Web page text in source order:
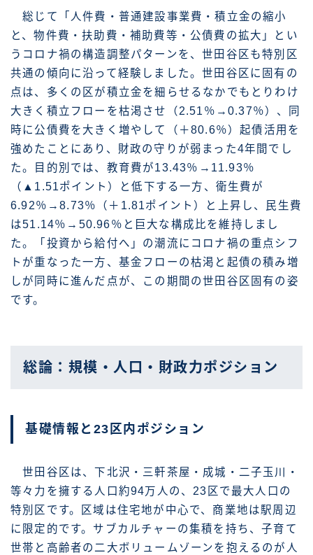
総じて「人件費・普通建設事業費・積立金の縮小
と、物件費・扶助費・補助費等・公債費の拡大」とい
うコロナ禍の構造調整パターンを、世田谷区も特別区
共通の傾向に沿って経験しました。世田谷区に固有の
点は、多くの区が積立金を細らせるなかでもとりわけ
大きく積立フローを枯渇させ（2.51％→0.37％）、同
時に公債費を大きく増やして（＋80.6％）起債活用を
強めたことにあり、財政の守りが弱まった4年間でし
た。目的別では、教育費が13.43％→11.93％
（▲1.51ポイント）と低下する一方、衛生費が
6.92％→8.73％（＋1.81ポイント）と上昇し、民生費
は51.14％→50.96％と巨大な構成比を維持しまし
た。「投資から給付へ」の潮流にコロナ禍の重点シフ
トが重なった一方、基金フローの枯渇と起債の積み増
しが同時に進んだ点が、この期間の世田谷区固有の姿
です。
総論：規模・人口・財政力ポジション
基礎情報と23区内ポジション
世田谷区は、下北沢・三軒茶屋・成城・二子玉川・
等々力を擁する人口約94万人の、23区で最大人口の
特別区です。区域は住宅地が中心で、商業地は駅周辺
に限定的です。サブカルチャーの集積を持ち、子育て
世帯と高齢者の二大ボリュームゾーンを抱えるのが人